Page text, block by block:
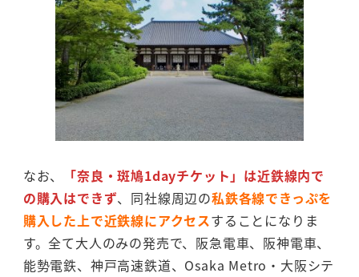
なお、
「奈良・斑鳩1dayチケット」は近鉄線内で
の購入はできず、同社線周辺の私鉄各線できっぷを
購入した上で近鉄線にアクセスすることになりま
す。全て大人のみの発売で、阪急電車、阪神電車、
能勢電鉄、神戸高速鉄道、Osaka Metro・大阪シテ